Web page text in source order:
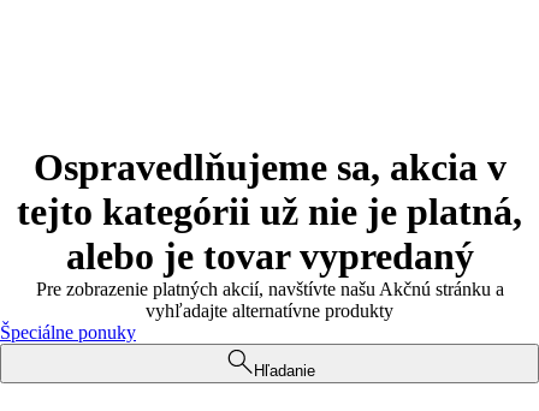
Ospravedlňujeme sa, akcia v
tejto kategórii už nie je platná,
alebo je tovar vypredaný
Pre zobrazenie platných akcií, navštívte našu Akčnú stránku a
vyhľadajte alternatívne produkty
Špeciálne ponuky
Hľadanie